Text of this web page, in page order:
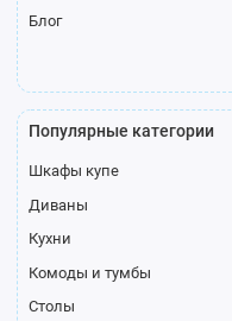
Блог
Популярные категории
Шкафы купе
Диваны
Кухни
Комоды и тумбы
Столы